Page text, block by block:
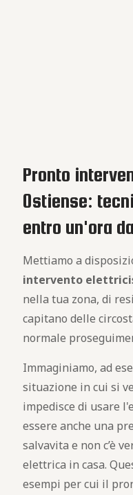
Pronto
Ostiense:
entro un'ora
Mettiamo a
intervento
nella tua zona, di
capitano delle
normale
Immaginiamo, ad
situazione in cui si
impedisce di usare
essere anche una
salvavita e non c’è
elettrica in casa.
esempi per cui il